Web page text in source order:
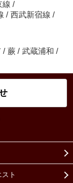
線 /
/ 西武新宿線 /
/ 蕨 / 武蔵浦和 /
ト